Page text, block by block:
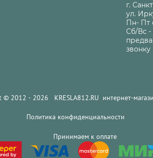
г.
ул.
Пн- Пт
Сб/Вс -
звонку
KRESLA812.RU интернет-магазин
Политика конфиденциальности
Принимаем к оплате